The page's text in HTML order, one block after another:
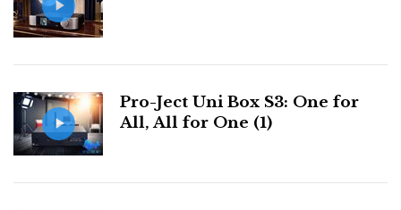
Pro-Ject Uni Box S3: One for
All, All for One (1)